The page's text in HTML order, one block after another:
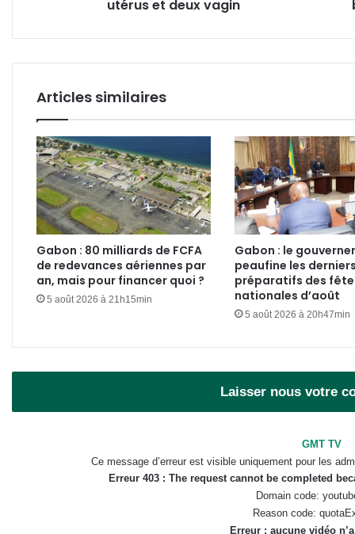
utérus et deux vagin
la
Articles similaires
Gabon : 80 milliards de FCFA
de redevances aériennes par
an, mais pour financer quoi ?
5 août 2026 à 21h15min
Gabon : le
peaufine les
préparatifs des
nationales d’août
5 août 2026 à 20h47min
Laisser nous votre
GMT TV
Ce message d’erreur est visible uniquement pour les
Erreur 403 : The request cannot be completed
Domain code:
Reason code:
Erreur : aucune vidéo